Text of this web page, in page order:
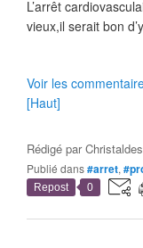
L’arrêt
vieux,il serait bon
Voir les
[Haut]
Rédigé par
Publié dans#arret,
Repost 0